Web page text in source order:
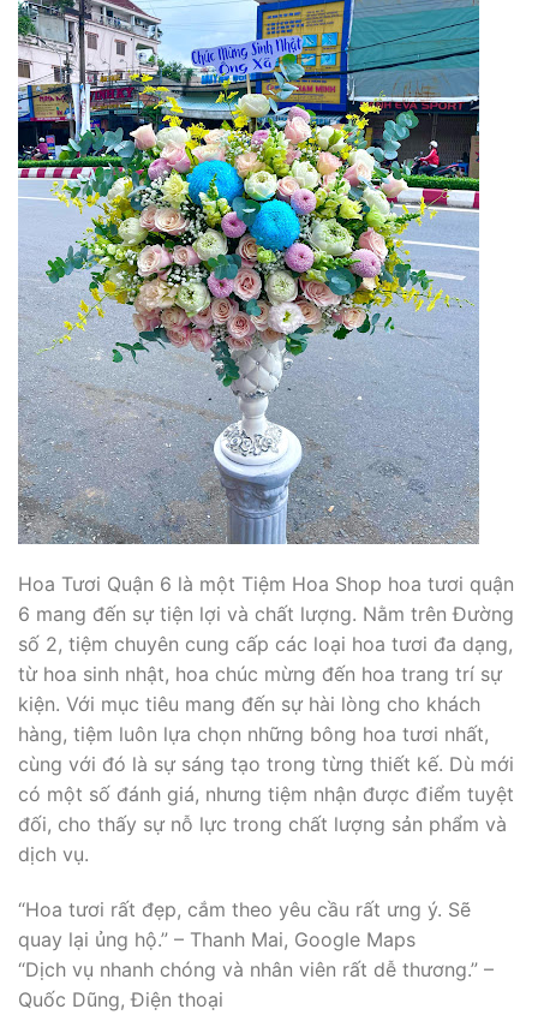
Hoa Tươi Quận 6 là một Tiệm Hoa Shop hoa tươi quận
6 mang đến sự tiện lợi và chất lượng. Nằm trên Đường
số 2, tiệm chuyên cung cấp các loại hoa tươi đa dạng,
từ hoa sinh nhật, hoa chúc mừng đến hoa trang trí sự
kiện. Với mục tiêu mang đến sự hài lòng cho khách
hàng, tiệm luôn lựa chọn những bông hoa tươi nhất,
cùng với đó là sự sáng tạo trong từng thiết kế. Dù mới
có một số đánh giá, nhưng tiệm nhận được điểm tuyệt
đối, cho thấy sự nỗ lực trong chất lượng sản phẩm và
dịch vụ.
“Hoa tươi rất đẹp, cắm theo yêu cầu rất ưng ý. Sẽ
quay lại ủng hộ.” – Thanh Mai, Google Maps
“Dịch vụ nhanh chóng và nhân viên rất dễ thương.” –
Quốc Dũng, Điện thoại